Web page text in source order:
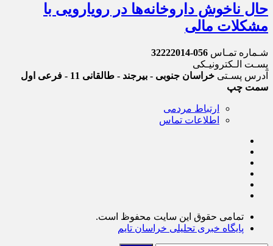
حال ناخوش داروخانه‌ها در رویارویی با
مشکلات مالی
شـماره تمـاس 056-32222014
پسـت الـکترونیـکی
آدرس پسـتی
خراسان جنوبی - بیرجند - طالقانی 11 - فرعی اول
سمت چپ
ارتباط مردمی
اطلاعات تماس
تمامی حقوق این سایت محفوظ است.
پایگاه خبری تحلیلی خراسان تایم